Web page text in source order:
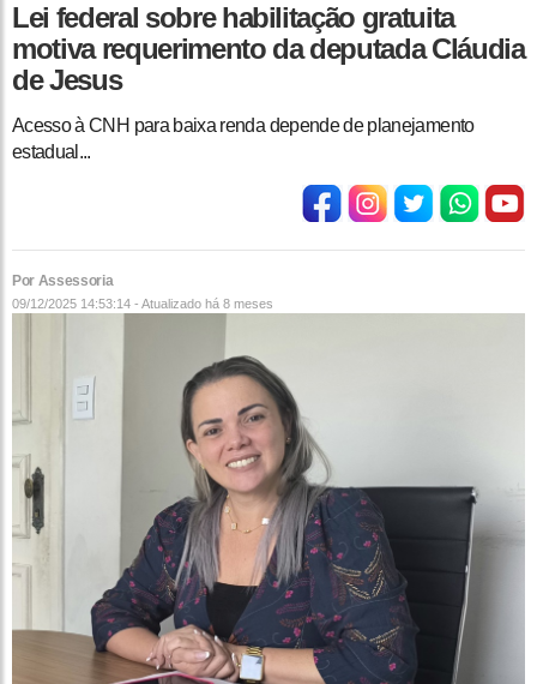
Lei federal sobre habilitação gratuita
motiva requerimento da deputada Cláudia
de Jesus
Acesso à CNH para baixa renda depende de planejamento
estadual...
Por Assessoria
09/12/2025 14:53:14 - Atualizado há 8 meses